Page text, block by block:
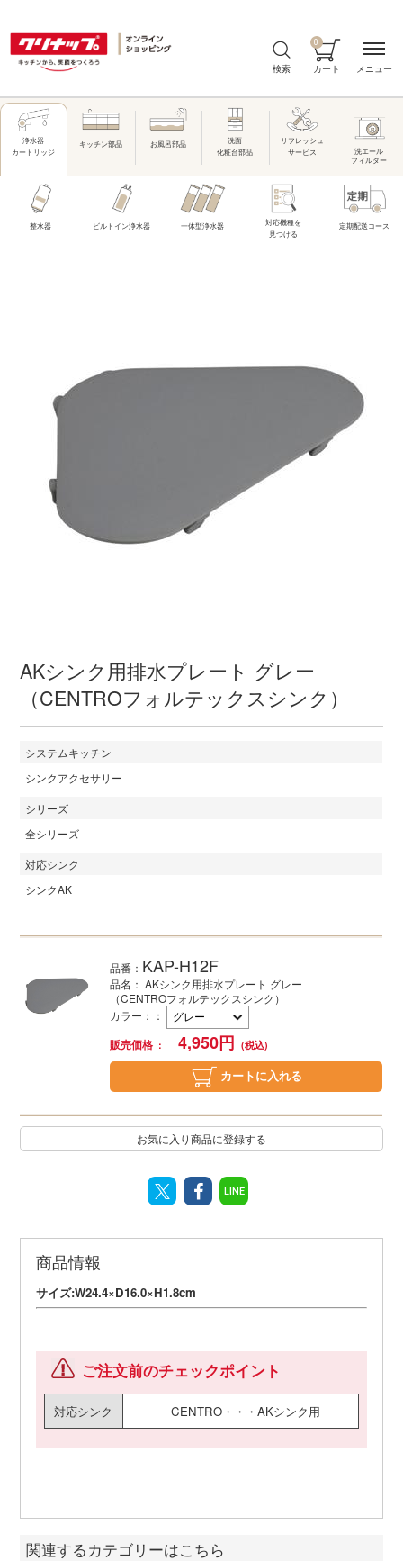
検索 カート
0
浄水器
カートリッジ
キッチン部品 お風呂部品
洗面
化粧台部品
リフレッシュ
サービス
洗エール
フィルター
整水器 ビルトイン浄水器 一体型浄水器
対応機種を
見つける
定期配送コース
AKシンク用排水プレート グレー
（CENTROフォルテックスシンク）
システムキッチン
シンクアクセサリー
シリーズ
全シリーズ
対応シンク
シンクAK
品番： KAP-H12F
品名： AKシンク用排水プレート グレー
（CENTROフォルテックスシンク）
カラー： ：
販売価格
4,950円
カートに入れる
お気に入り商品に登録する
LINE
商品情報
サイズ:W24.4×D16.0×H1.8cm
ご注文前のチェックポイント
対応シンク CENTRO・・・AKシンク用
関連するカテゴリーはこちら
メニュー